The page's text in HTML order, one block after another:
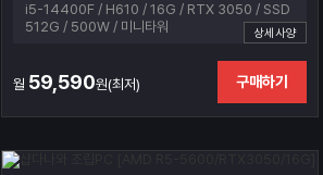
i5-14400F / H610 / 16G / RTX 3050 / SSD
512G / 500W / 미니타워
상세사양
월 59,590원(최저) 구매하기